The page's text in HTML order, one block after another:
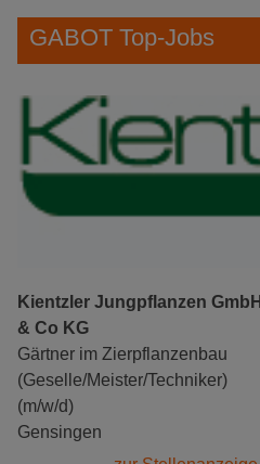
GABOT Top-Jobs
Kientzler Jungpflanzen GmbH
& Co KG
Gärtner im Zierpflanzenbau
(Geselle/Meister/Techniker)
(m/w/d)
Gensingen